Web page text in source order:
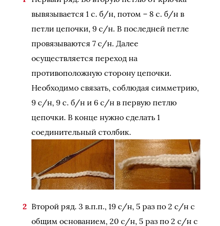
вывязывается 1 с. б/н, потом – 8 с. б/н в
петли цепочки, 9 с/н. В последней петле
провязываются 7 с/н. Далее
осуществляется переход на
противоположную сторону цепочки.
Необходимо связать, соблюдая симметрию,
9 с/н, 9 с. б/н и 6 с/н в первую петлю
цепочки. В конце нужно сделать 1
соединительный столбик.
Второй ряд. 3 в.п.п., 19 с/н, 5 раз по 2 с/н с
общим основанием, 20 с/н, 5 раз по 2 с/н с